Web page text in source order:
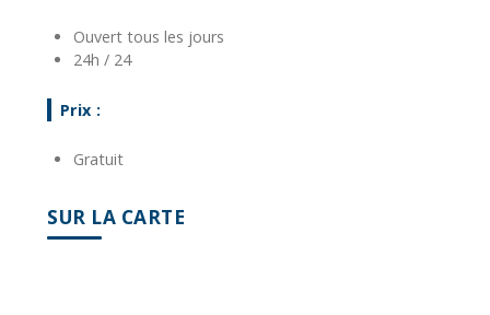
Ouvert tous les jours
24h / 24
Prix :
Gratuit
SUR LA CARTE